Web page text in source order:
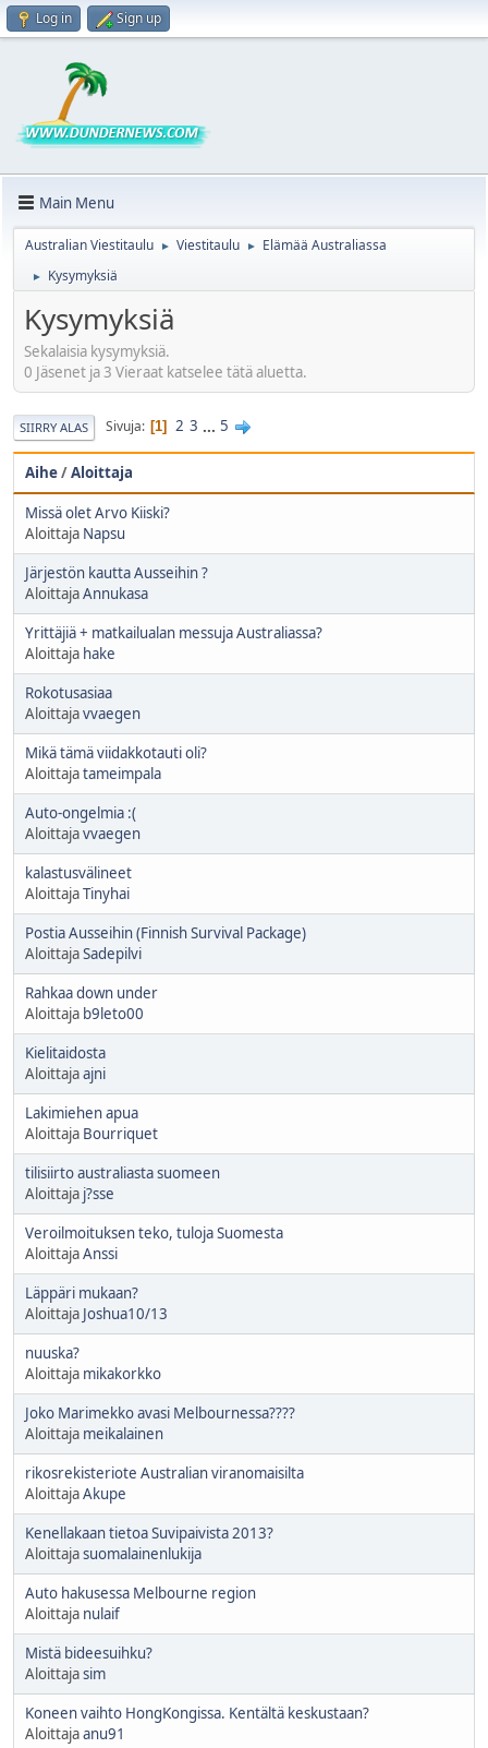
Log in Sign up
Main Menu
Australian Viestitaulu ► Viestitaulu ► Elämää Australiassa
► Kysymyksiä
Kysymyksiä
Sekalaisia kysymyksiä.
0 Jäsenet ja 3 Vieraat katselee tätä aluetta.
SIIRRY ALAS Sivuja 1 2 3 ... 5
Aihe/Aloittaja
Missä olet Arvo Kiiski?
Aloittaja Napsu
Järjestön kautta Ausseihin ?
AloittajaAnnukasa
Yrittäjiä + matkailualan messuja Australiassa?
Aloittaja hake
Rokotusasiaa
Aloittajavvaegen
Mikä tämä viidakkotauti oli?
Aloittajatameimpala
Auto-ongelmia :(
Aloittajavvaegen
kalastusvälineet
AloittajaTinyhai
Postia Ausseihin (Finnish Survival Package)
AloittajaSadepilvi
Rahkaa down under
Aloittaja b9leto00
Kielitaidosta
Aloittajaajni
Lakimiehen apua
Aloittaja Bourriquet
tilisiirto australiasta suomeen
Aloittaja j?sse
Veroilmoituksen teko, tuloja Suomesta
AloittajaAnssi
Läppäri mukaan?
Aloittaja Joshua10/13
nuuska?
Aloittaja mikakorkko
Joko Marimekko avasi Melbournessa????
Aloittaja meikalainen
rikosrekisteriote Australian viranomaisilta
AloittajaAkupe
Kenellakaan tietoa Suvipaivista 2013?
Aloittajasuomalainenlukija
Auto hakusessa Melbourne region
Aloittaja nulaif
Mistä bideesuihku?
Aloittajasim
Koneen vaihto HongKongissa. Kentältä keskustaan?
Aloittajaanu91